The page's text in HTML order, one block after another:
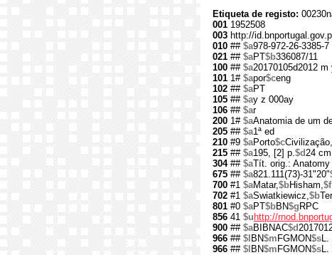
Etiqueta de registo:
001 1952508
003 http://
010 ## $a978-972-26-3385-7
021 ## $aPT$b336087/11
100 ## $a20170105d2012 m
101 1# $apor$ceng
102 ## $aPT
105 ## $ay z 000ay
106 ## $ar
200 1# $aAnatomia de um
205 ## $a1ª ed
210 #9 $aPorto$cCivilização,
215 ## $a195, [2] p.$d24 cm
304## $aTít. orig.:
675 ## $a821.111(73)-31"20"
700 #1 $aMatar,$bHisham,$f
702 #1 $aSwiatkiewicz,$b
801 #0 $aPT$bBN$g RPC
856 41 $u http://
900 ## $aBIBNAC$d
966 ## $l BN$m FGMON$sL.
966 ## $l BN$m FGMON$sL.